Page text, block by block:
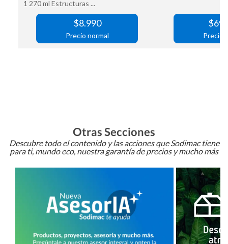
Otras Secciones
Descubre todo el contenido y las acciones que Sodimac tiene
para ti, mundo eco, nuestra garantía de precios y mucho más